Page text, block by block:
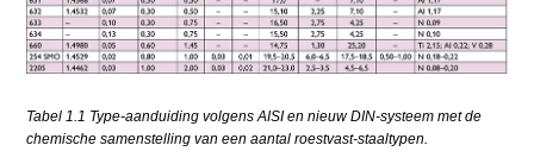
Tabel 1.1 Type-aanduiding volgens AISI en nieuw DIN-systeem met de
chemische samenstelling van een aantal roestvast-staaltypen.